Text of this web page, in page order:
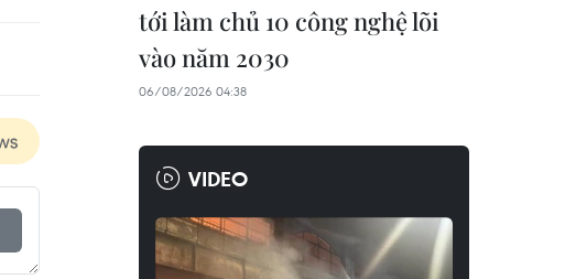
tới làm chủ 10 công nghệ lõi
vào năm 2030
06/08/2026 04:38
VIDEO